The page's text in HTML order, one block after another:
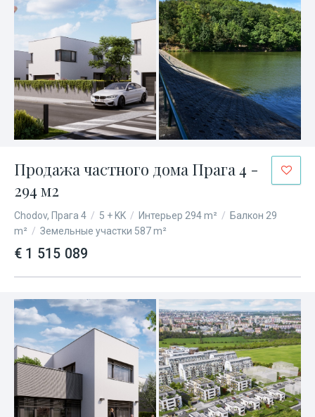
Продажа частного дома Прага 4 -
294 м2
Chodov, Прага 4 / 5 + KK / Интерьер 294 m² / Балкон 29
m² / Земельные участки 587 m²
€ 1 515 089